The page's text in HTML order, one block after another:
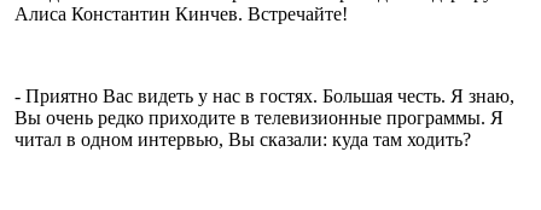
Алиса Константин Кинчев. Встречайте!
- Приятно Вас видеть у нас в гостях. Большая честь. Я знаю,
Вы очень редко приходите в телевизионные программы. Я
читал в одном интервью, Вы сказали: куда там ходить?